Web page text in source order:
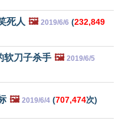
死人 🖼️ 2019/6/6 (232,849
软刀子杀手 🖼️ 2019/6/5
🖼️ 2019/6/4 (707,474次)